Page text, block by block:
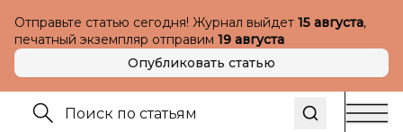
Отправьте статью сегодня! Журнал выйдет 15 августа,
печатный экземпляр отправим 19 августа
Опубликовать статью